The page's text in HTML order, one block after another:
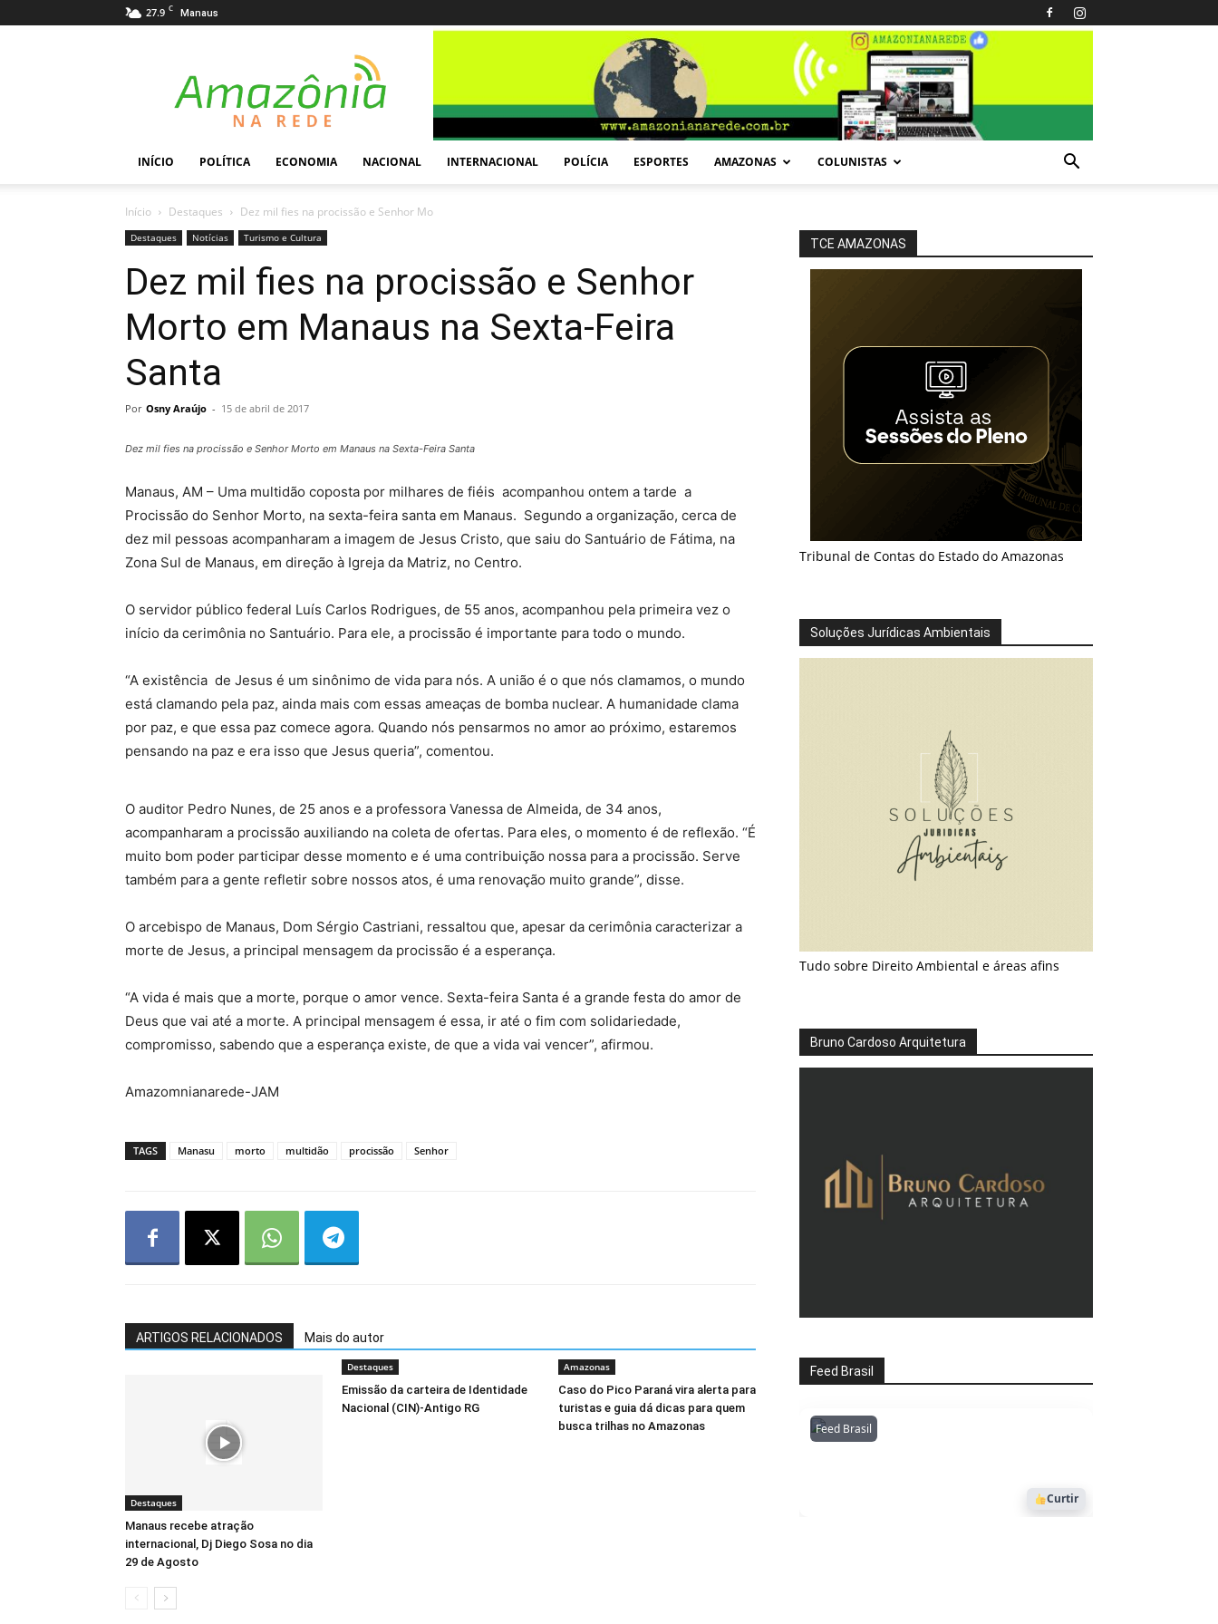
27.9 C Manaus
Rede
INÍCIO POLÍTICA ECONOMIA NACIONAL INTERNACIONAL POLÍCIA ESPORTES AMAZONAS COLUNISTAS
Início Destaques Dez mil fies na procissão e Senhor Morto em Manaus na Sexta-Feira...
Destaques Notícias Turismo e Cultura
Dez mil fies na procissão e Senhor
Morto em Manaus na Sexta-Feira
Santa
Por Osny Araújo - 15 de abril de 2017
Dez mil fies na procissão e Senhor Morto em Manaus na Sexta-Feira Santa
Manaus, AM – Uma multidão coposta por milhares de fiéis acompanhou ontem a tarde a
Procissão do Senhor Morto, na sexta-feira santa em Manaus. Segundo a organização, cerca de
dez mil pessoas acompanharam a imagem de Jesus Cristo, que saiu do Santuário de Fátima, na
Zona Sul de Manaus, em direção à Igreja da Matriz, no Centro.
O servidor público federal Luís Carlos Rodrigues, de 55 anos, acompanhou pela primeira vez o
início da cerimônia no Santuário. Para ele, a procissão é importante para todo o mundo.
“A existência de Jesus é um sinônimo de vida para nós. A união é o que nós clamamos, o mundo
está clamando pela paz, ainda mais com essas ameaças de bomba nuclear. A humanidade clama
por paz, e que essa paz comece agora. Quando nós pensarmos no amor ao próximo, estaremos
pensando na paz e era isso que Jesus queria”, comentou.
O auditor Pedro Nunes, de 25 anos e a professora Vanessa de Almeida, de 34 anos,
acompanharam a procissão auxiliando na coleta de ofertas. Para eles, o momento é de reflexão. “É
muito bom poder participar desse momento e é uma contribuição nossa para a procissão. Serve
também para a gente refletir sobre nossos atos, é uma renovação muito grande”, disse.
O arcebispo de Manaus, Dom Sérgio Castriani, ressaltou que, apesar da cerimônia caracterizar a
morte de Jesus, a principal mensagem da procissão é a esperança.
“A vida é mais que a morte, porque o amor vence. Sexta-feira Santa é a grande festa do amor de
Deus que vai até a morte. A principal mensagem é essa, ir até o fim com solidariedade,
compromisso, sabendo que a esperança existe, de que a vida vai vencer”, afirmou.
Amazomnianarede-JAM
TAGS Manasu morto multidão procissão Senhor
ARTIGOS RELACIONADOS Mais do autor
Destaques
Manaus recebe atração
internacional, Dj Diego Sosa no dia
29 de Agosto
Destaques
Emissão da carteira de Identidade
Nacional (CIN)-Antigo RG
Amazonas
Caso do Pico Paraná vira alerta para
turistas e guia dá dicas para quem
busca trilhas no Amazonas
TCE AMAZONAS
Tribunal de Contas do Estado do Amazonas
Soluções Jurídicas Ambientais
Tudo sobre Direito Ambiental e áreas afins
Bruno Cardoso Arquitetura
Feed Brasil
Feed BrasilAmazonianarede
1053
Curtir